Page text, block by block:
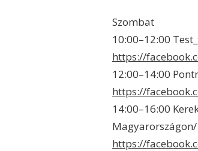
Szombat
10:00–12:00
https://
12:00–14:00
https://
14:00–16:00
Magyarországon/
https://